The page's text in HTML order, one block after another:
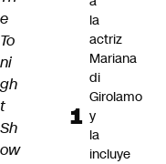
e
To
ni
gh
t
Sh
ow
la
actriz
Mariana
di
Girolamo
y
la
incluye